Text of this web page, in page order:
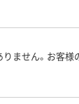
ません。お客